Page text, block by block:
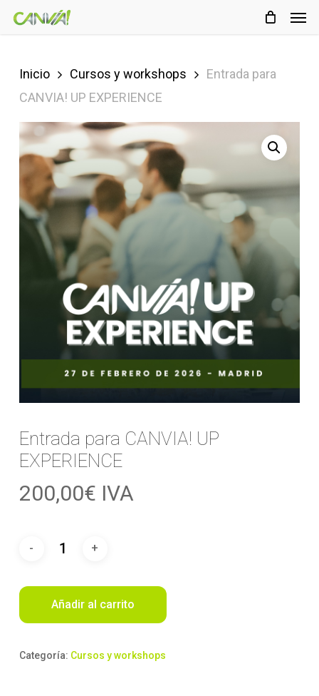
Skip
content
Inicio Cursos y workshops
Entrada para
CANVIA! UP EXPERIENCE
Entrada para CANVIA! UP
EXPERIENCE
200,00€ IVA
Añadir al carrito
Categoría: Cursos y workshops
Menu